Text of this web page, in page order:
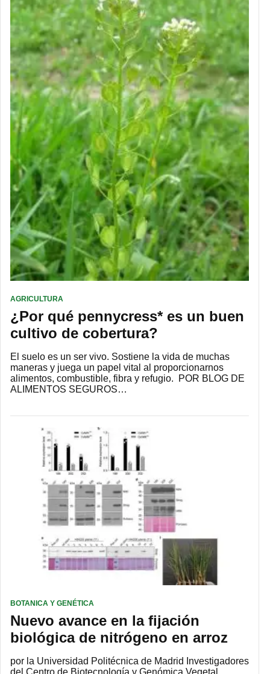
AGRICULTURA
¿Por qué pennycress* es un buen
cultivo de cobertura?
El suelo es un ser vivo. Sostiene la vida de muchas
maneras y juega un papel vital al proporcionarnos
alimentos, combustible, fibra y refugio. POR BLOG DE
ALIMENTOS SEGUROS…
BOTANICA Y GENÉTICA
Nuevo avance en la fijación
biológica de nitrógeno en arroz
por la Universidad Politécnica de Madrid Investigadores